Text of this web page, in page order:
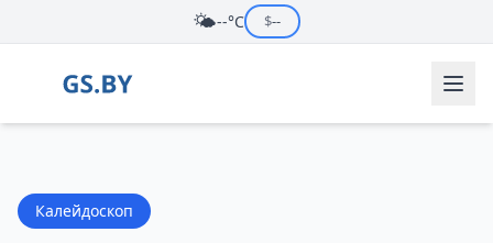
🌤️--°C $--
Калейдоскоп